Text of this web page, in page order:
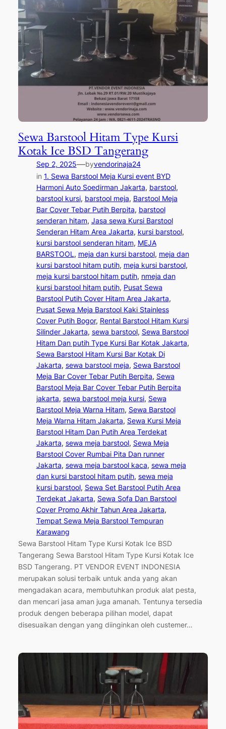
Sewa Barstool Hitam Type Kursi
Kotak Ice BSD Tangerang
Sep 2, 2025—byvendorinaja24
in 1. Sewa Barstool Meja Kursi event BYD
Harmoni Auto Soedirman Jakarta, barstool
barstool kursi, barstool meja, Barstool Meja
Bar Cover Tebar Putih Berpita, barstool
senderan hitam, Jasa sewa Kursi Barstool
Senderan Hitam Area Jakarta, kursi barstool
kursi barstool senderan hitam, MEJA
BARSTOOL, meja dan kursi barstool, meja dan
kursi barstool hitam putih, meja kursi barstool
meja kursi barstool hitam putih, nmeja dan
kursi barstool hitam putih, Pusat Sewa
Barstool Putih Cover Hitam Area Jakarta
Pusat Sewa Meja Barstool Kaki Stainless
Cover Putih Bogor, Rental Barstool Hitam Kursi
Silinder Jakarta, sewa barstool, Sewa Barstool
Hitam Dan putih Type Kursi Bar Kotak Jakarta
Sewa Barstool Hitam Kursi Bar Kotak Di
Jakarta, sewa barstool meja, Sewa Barstool
Meja Bar Cover Tebar Putih Berpita, Sewa
Barstool Meja Bar Cover Tebar Putih Berpita
jakarta, sewa barstool meja kursi, Sewa
Barstool Meja Warna Hitam, Sewa Barstool
Meja Warna Hitam Jakarta, Sewa Kursi Meja
Barstool Hitam Dan Putih Area Terdekat
Jakarta, sewa meja barstool, Sewa Meja
Barstool Cover Rumbai Pita Dan runner
Jakarta, sewa meja barstool kaca, sewa meja
dan kursi barstool hitam putih, sewa meja
kursi barstool, Sewa Set Barstool Putih Area
Terdekat Jakarta, Sewa Sofa Dan Barstool
Cover Promo Akhir Tahun Area Jakarta
Tempat Sewa Meja Barstool Tempuran
Karawang
Sewa Barstool Hitam Type Kursi Kotak Ice BSD
Tangerang Sewa Barstool Hitam Type Kursi Kotak Ice
BSD Tangerang. PT VENDOR EVENT INDONESIA
merupakan solusi terbaik untuk anda yang akan
mengadakan acara, membutuhkan produk alat pesta,
dan mencari jasa aman juga amanah. Tentunya tersedia
produk dengen beberapa pilihan model, dapat
disesuaikan dengan yang diinginkan oleh custemer…